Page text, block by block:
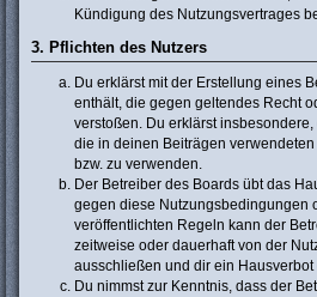
Kündigung des Nutzungsvertrages
3. Pflichten des Nutzers
Du erklärst mit der Erstellung eines
enthält, die gegen geltendes Recht
verstoßen. Du erklärst
die in deinen Beiträgen
bzw. zu verwenden.
Der Betreiber des Boards übt das
gegen diese Nutzungsbedingungen
veröffentlichten Regeln kann der
zeitweise oder dauerhaft von der
ausschließen und dir ein Hausverbot
Du nimmst zur Kenntnis, dass der